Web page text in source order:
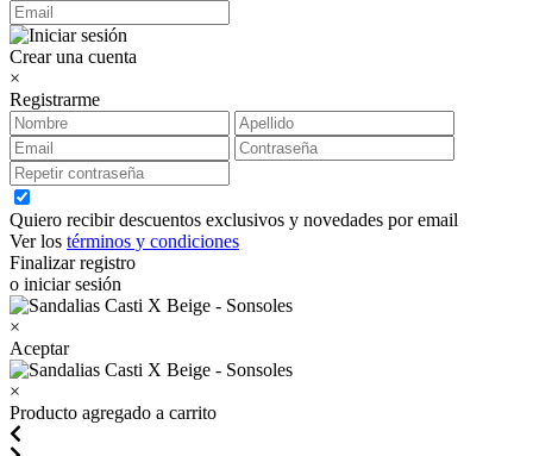
Crear una cuenta
×
Registrarme
Quiero recibir descuentos exclusivos y novedades por email
Ver los términos y condiciones
Finalizar registro
o iniciar sesión
×
Aceptar
×
Producto agregado a carrito